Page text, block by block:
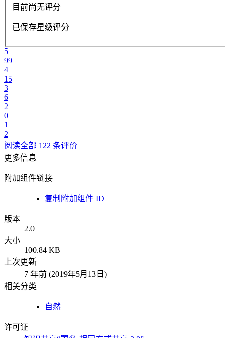
目前尚无评分
已保存星级评分
5
99
4
15
3
6
2
0
1
2
阅读全部 122 条评价
更多信息
附加组件链接
复制附加组件 ID
版本
2.0
大小
100.84 KB
上次更新
7 年前 (2019年5月13日)
相关分类
自然
许可证